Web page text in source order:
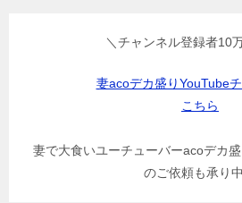
＼チャンネル登録者10
妻acoデカ盛りYouTube
こちら
妻で大食いユーチューバーacoデカ
のご依頼も承り中